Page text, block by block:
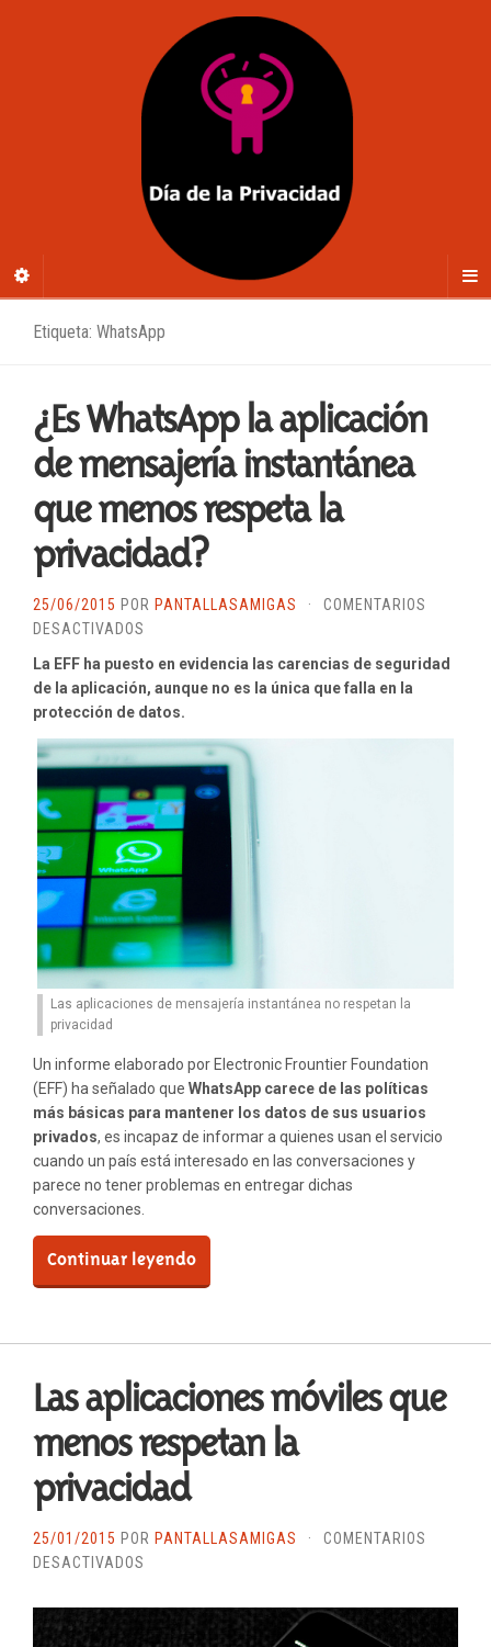
Etiqueta: WhatsApp
¿Es WhatsApp la aplicación
de mensajería instantánea
que menos respeta la
privacidad?
25/06/2015 POR PANTALLASAMIGAS ·
COMENTARIOS
DESACTIVADOS
LA
DE
MENSAJERÍA
INSTANTÁNEA
QUE
MENOS
RESPETA
LA
PRIVACIDAD?
La EFF ha puesto en evidencia las carencias de seguridad
de la aplicación, aunque no es la única que falla en la
protección de datos.
Las aplicaciones de mensajería instantánea no respetan la
privacidad
Un informe elaborado por Electronic Frountier Foundation
(EFF) ha señalado que WhatsApp carece de las políticas
más básicas para mantener los datos de sus usuarios
privados, es incapaz de informar a quienes usan el servicio
cuando un país está interesado en las conversaciones y
parece no tener problemas en entregar dichas
conversaciones.
Continuar leyendo
Las aplicaciones móviles que
menos respetan la
privacidad
25/01/2015 POR PANTALLASAMIGAS ·
COMENTARIOS
DESACTIVADOS
APLICACIONES